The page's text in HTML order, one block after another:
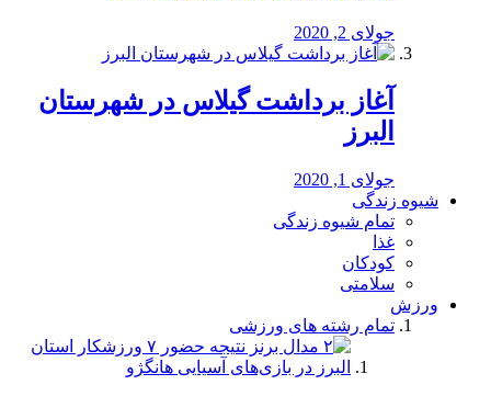
جولای 2, 2020
آغاز برداشت گیلاس در شهرستان
البرز
جولای 1, 2020
شیوه زندگی
تمام شیوه زندگی
غذا
کودکان
سلامتی
ورزش
تمام رشته های ورزشی